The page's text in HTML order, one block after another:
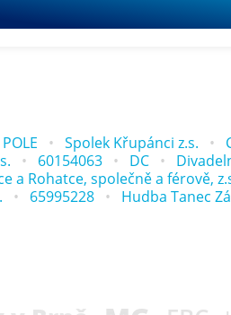
Spolek Křupánci z.s.
60154063 DC
a Rohatce, společně a férově,
65995228
Hudba Tanec